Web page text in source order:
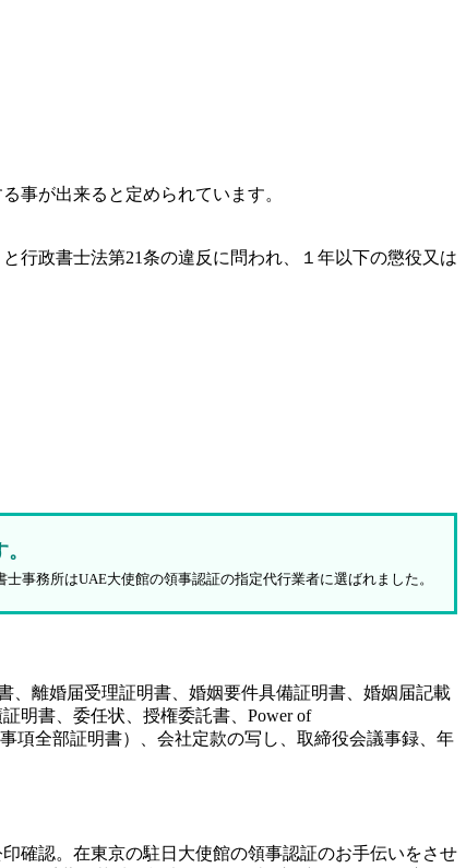
事が出来ると定められています。
行政書士法第21条の違反に問われ、
１年以下の懲役又は
事務所はUAE大使館の領事認証の指定代行業者に選ばれました。
、離婚届受理証明書、婚姻要件具備証明書、婚姻届記載
明書、委任状、授権委託書、Power of
項全部証明書）、会社定款の写し、取締役会議事録、年
確認。在東京の駐日大使館の領事認証のお手伝いをさせ